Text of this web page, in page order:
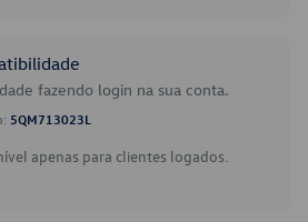
fazendo login na sua conta.
5QM713023L
apenas para clientes logados.